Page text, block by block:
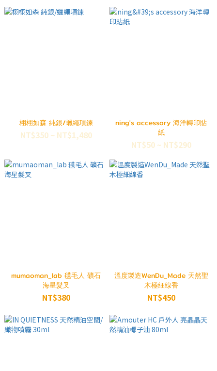
栩栩如森 純銀/蠟繩項鍊
NT$350 ~ NT$1,480
ning's accessory 海洋轉印貼
紙
NT$50 ~ NT$290
mumaoman_lab 氁毛人 礦石
海星髮叉
NT$380
溫度製造WenDu_Made 天然聖
木極細線香
NT$450